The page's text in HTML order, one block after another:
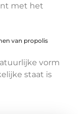
met het
van propolis
vorm
staat is